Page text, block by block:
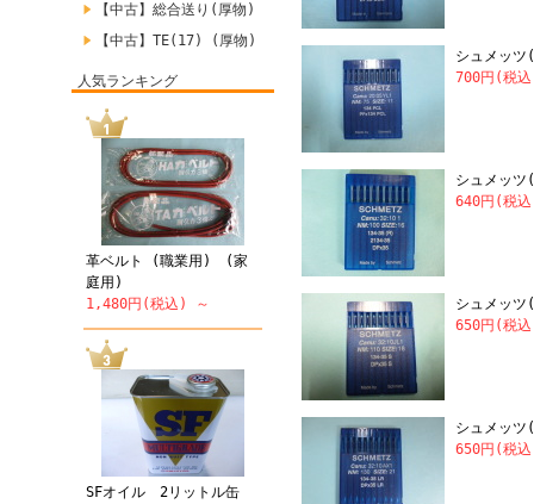
【中古】総合送り(厚物)
【中古】TE(17) (厚物)
人気ランキング
革ベルト (職業用) (家
庭用)
1,480円(税込) ～
SFオイル 2リットル缶
シュメッ
700円(税
シュメッ
640円(税
シュメッ
650円(税
シュメッ
650円(税